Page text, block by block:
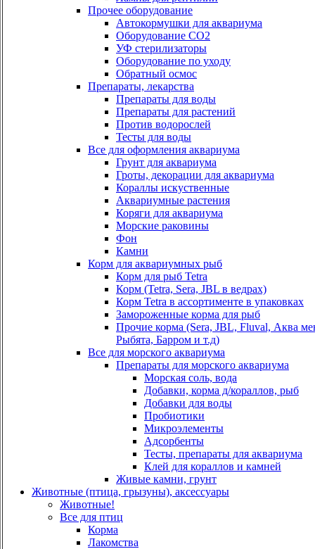
Прочее оборудование
Автокормушки для аквариума
Оборудование СО2
УФ стерилизаторы
Оборудование по уходу
Обратный осмос
Препараты, лекарства
Препараты для воды
Препараты для растений
Против водорослей
Тесты для воды
Все для оформления аквариума
Грунт для аквариума
Гроты, декорации для аквариума
Кораллы искуственные
Аквариумные растения
Коряги для аквариума
Морские раковины
Фон
Камни
Корм для аквариумных рыб
Корм для рыб Tetra
Корм (Tetra, Sera, JBL в ведрах)
Корм Tetra в ассортименте в упаковках
Замороженные корма для рыб
Прочие корма (Sera, JBL, Fluval, Аква
Рыбята, Барром и т.д)
Все для морского аквариума
Препараты для морского аквариума
Морская соль, вода
Добавки, корма д/кораллов, рыб
Добавки для воды
Пробиотики
Микроэлементы
Адсорбенты
Тесты, препараты для аквариума
Клей для кораллов и камней
Живые камни, грунт
Животные (птица, грызуны), аксессуары
Животные!
Все для птиц
Корма
Лакомства